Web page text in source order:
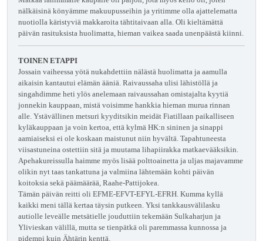
nälkäisinä könyämme makuupusseihin ja yritimme olla ajattelematta
nuotiolla käristyviä makkaroita tähtitaivaan alla. Oli kieltämättä
päivän rasituksista huolimatta, hieman vaikea saada unenpäästä kiinni.
TOINEN ETAPPI
Jossain vaiheessa yötä nukahdettiin nälästä huolimatta ja aamulla
aikaisin kantautui elämän ääniä. Raivaussaha ulisi lähistöllä ja
singahdimme heti ylös anelemaan raivaussahan omistajalta kyytiä
jonnekin kauppaan, mistä voisimme hankkia hieman murua rinnan
alle. Ystävällinen metsuri kyyditsikin meidät Fiatillaan paikalliseen
kyläkauppaan ja voin kertoa, että kylmä HK:n sininen ja sinappi
aamiaiseksi ei ole koskaan maistunut niin hyvältä. Tapahtuneesta
viisastuneina ostettiin sitä ja muutama lihapiirakka matkaevääksikin.
Apehakureissulla haimme myös lisää polttoainetta ja uljas majavamme
olikin nyt taas tankattuna ja valmiina lähtemään kohti päivän
koitoksia sekä päämäärää, Raahe-Pattijokea.
Tämän päivän reitti oli EFME-EFVT-EFYL-EFRH. Kumma kyllä
kaikki meni tällä kertaa täysin putkeen. Yksi tankkausvälilasku
autiolle leveälle metsätielle jouduttiin tekemään Sulkaharjun ja
Ylivieskan välillä, mutta se tienpätkä oli paremmassa kunnossa ja
pidempi kuin Ähtärin kenttä.